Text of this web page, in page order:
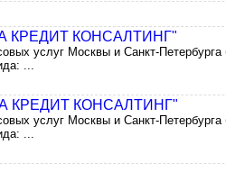
КРЕДИТ КОНСАЛТИНГ"
услуг Москвы и Санкт-
...
КРЕДИТ КОНСАЛТИНГ"
услуг Москвы и Санкт-
...